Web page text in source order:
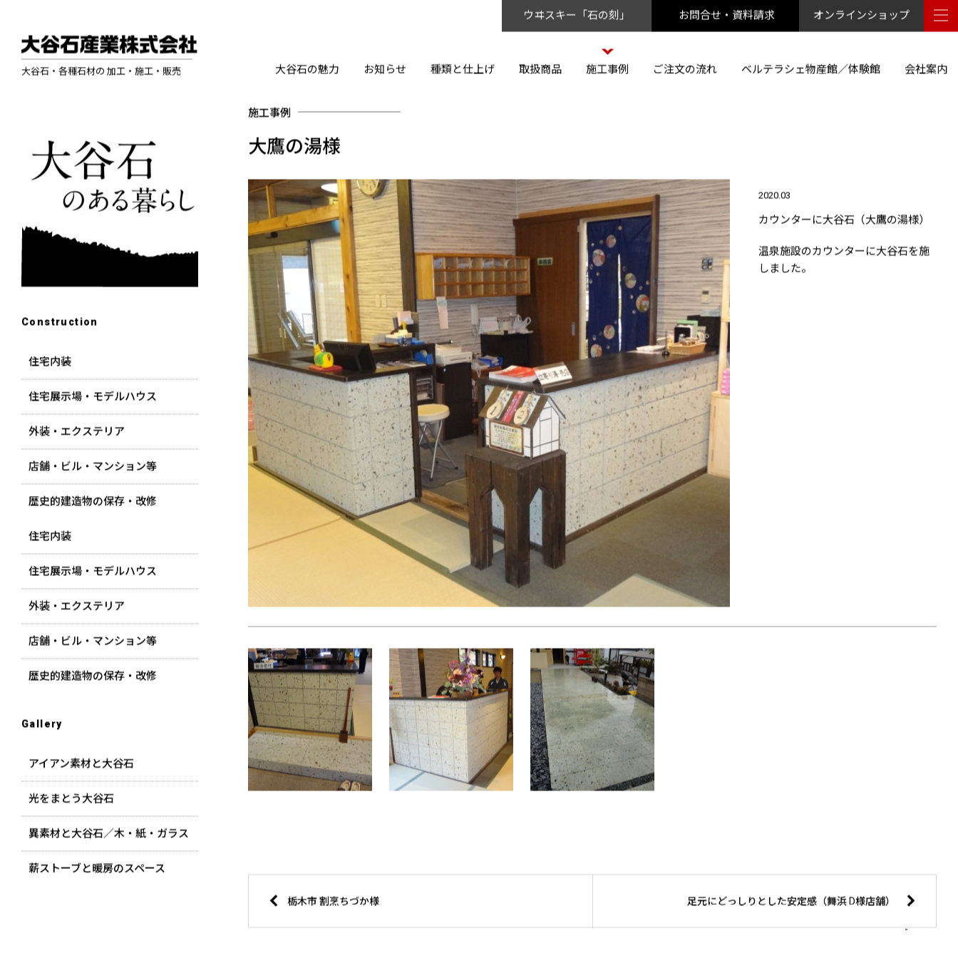
大谷石・各種石材の 加工・施工・販売 大谷石の魅力 お知らせ 種類と仕上げ 取扱商品 施工事例 ご注文の流れ ベルテラシェ物産館／体験館 会社案内
ウヰスキー「石の刻」 お問合せ・資料請求 オンラインショップ
施工事例
大鷹の湯様
2020.03
カウンターに大谷石（大鷹の湯様）
温泉施設のカウンターに大谷石を施
しました。
栃木市 割烹ちづか様 足元にどっしりとした安定感（舞浜 D様店舗）
Construction
住宅内装
住宅展示場・モデルハウス
外装・エクステリア
店舗・ビル・マンション等
歴史的建造物の保存・改修
住宅内装
住宅展示場・モデルハウス
外装・エクステリア
店舗・ビル・マンション等
歴史的建造物の保存・改修
Gallery
アイアン素材と大谷石
光をまとう大谷石
異素材と大谷石／木・紙・ガラス
薪ストーブと暖房のスペース